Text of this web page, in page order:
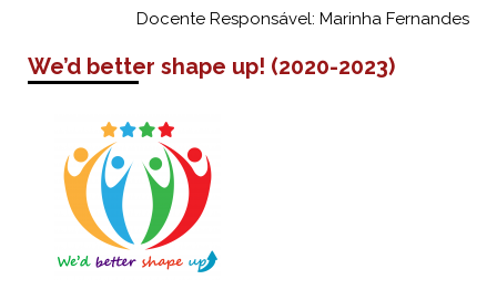
Docente Responsável: Marinha Fernandes
We’d better shape up! (2020-2023)